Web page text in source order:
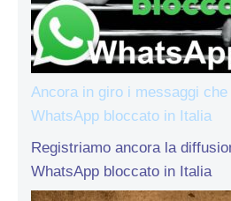
Ancora in giro i messaggi che
WhatsApp bloccato in Italia
Registriamo ancora la
WhatsApp bloccato in Italia